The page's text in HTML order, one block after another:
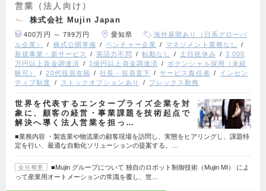
営業（法人向け）
株式会社 Mujin Japan
400万円 ～ 799万円 愛知県
海外展開あり（日系グローバ
ル企業）
株式公開準備 ベンチャー企業
マネジメント業務なし
新規事業・新サービス
英語力不問 転勤なし 土日祝休み
3,000
万円以上資金調達済
1億円以上資金調達済
ポテンシャル採用（未経
験可）
20代役員在籍 社長・役員直下 サービス責任者
インセン
ティブ制度
ストックオプションあり フレックス勤務
世界を代表するエンタープライズ企業を対
象に、顧客の経営・事業課題を技術起点で
解決へ導く法人営業を担っ…
■業務内容 ・製造業や物流業の顧客現場を訪問し、実態をヒアリングし、課題特
定を行い、最適な自動化ソリューションの提案する。…
会社概要
■Mujin グループについて 独自のロボット制御技術（Mujin MI） によ
って産業用オートメーションの常識を覆し、世…